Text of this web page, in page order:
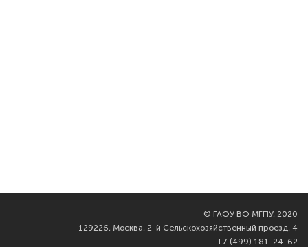
© ГАОУ ВО МГПУ, 2020
129226, Москва, 2-й Сельскохозяйственный проезд, 4
+7 (499) 181-24-62